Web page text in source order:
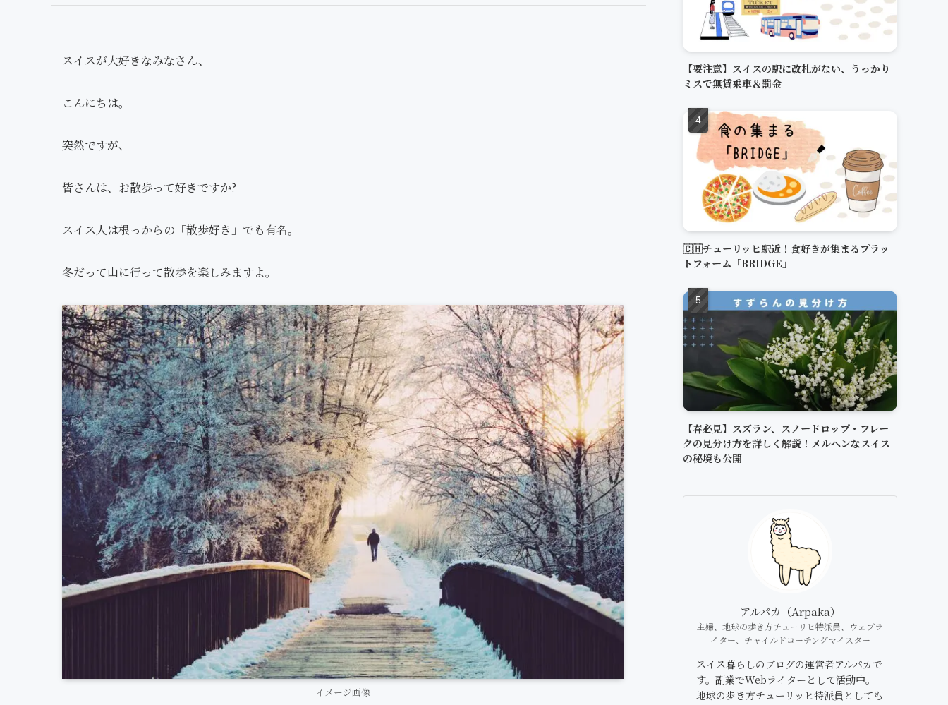
スイスが大好きなみなさん、
こんにちは。
突然ですが、
皆さんは、お散歩って好きですか?
スイス人は根っからの「散歩好き」でも有名。
冬だって山に行って散歩を楽しみますよ。
イメージ画像
【要注意】スイスの駅に改札がない、うっかり
ミスで無賃乗車＆罰金
🇨🇭チューリッヒ駅近！食好きが集まるプラッ
トフォーム「BRIDGE」
【春必見】スズラン、スノードロップ・フレー
クの見分け方を詳しく解説！メルヘンなスイス
の秘境も公開
アルパカ（Arpaka）
主婦、地球の歩き方チューリヒ特派員、ウェブラ
イター、チャイルドコーチングマイスター
スイス暮らしのブログの運営者アルパカで
す。副業でWebライターとして活動中。
地球の歩き方チューリッヒ特派員としても